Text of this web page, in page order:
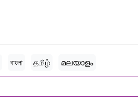
বাংলা தமிழ் മലയാളം